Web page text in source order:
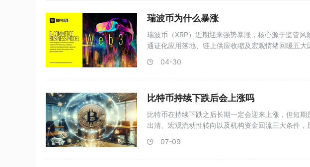
瑞波币为什么暴涨
瑞波币（XRP）近期迎来强势暴涨，核心源于监管
通证化应用落地、链上供应收缩及宏观情绪回暖五
04-30
比特币持续下跌后会上涨吗
比特币在持续下跌之后长期一定会迎来上涨，但短
出清、宏观流动性转向以及机构资金回流三大条件
07-09